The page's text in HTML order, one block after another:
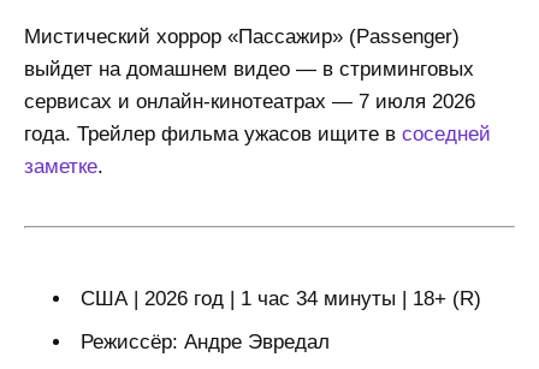
Мистический хоррор «Пассажир» (Passenger)
выйдет на домашнем видео — в стриминговых
сервисах и онлайн-кинотеатрах — 7 июля 2026
года. Трейлер фильма ужасов ищите в соседней
заметке.
США | 2026 год | 1 час 34 минуты | 18+ (R)
Режиссёр: Андре Эвредал